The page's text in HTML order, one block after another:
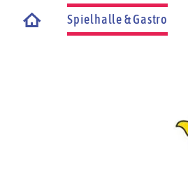
Spielhalle & Gastro